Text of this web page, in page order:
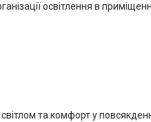
освітлення в
та комфорт у